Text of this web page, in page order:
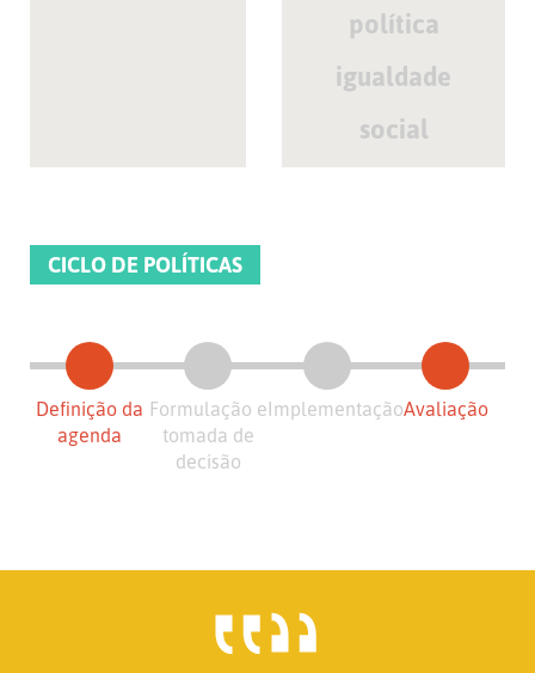
política
igualdade
social
CICLO DE POLÍTICAS
Definição da
agenda
Formulação e
tomada de
decisão
ImplementaçãoAvaliação